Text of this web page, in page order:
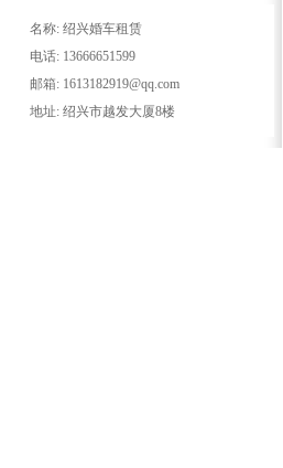
名称: 绍兴婚车租赁
电话: 13666651599
邮箱: 1613182919@qq.com
地址: 绍兴市越发大厦8楼